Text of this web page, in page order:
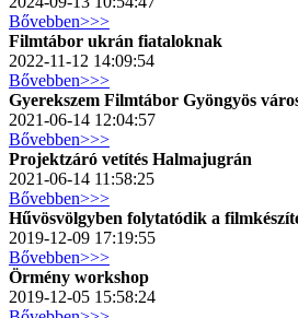
Bővebben>>>
Filmtábor ukrán fiataloknak
2022-11-12 14:09:54
Bővebben>>>
Gyerekszem Filmtábor Gyöngyös
2021-06-14 12:04:57
Bővebben>>>
Projektzáró vetítés Halmajugrán
2021-06-14 11:58:25
Bővebben>>>
Hűvösvölgyben folytatódik a
2019-12-09 17:19:55
Bővebben>>>
Örmény workshop
2019-12-05 15:58:24